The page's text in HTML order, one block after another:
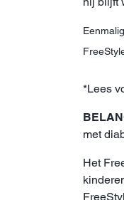
*Lees
met
Het